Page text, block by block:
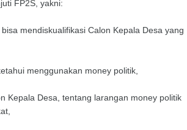
FP2S, yakni:
mendiskualifikasi Calon Kepala Desa yang
menggunakan money politik,
Kepala Desa, tentang larangan money politik